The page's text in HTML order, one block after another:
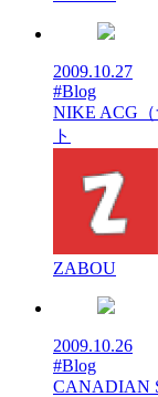
2009.10.27
#Blog
NIKE ACG
ト
ZABOU
2009.10.26
#Blog
CANADIAN